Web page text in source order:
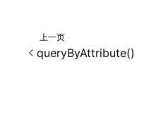
上一页
queryByAttribute()